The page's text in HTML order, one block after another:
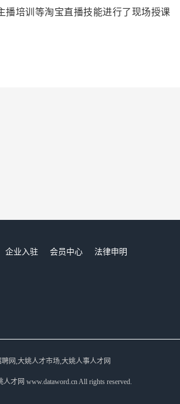
播培训等淘宝直播技能进行了现场授课
企业入驻 会员中心
法律申明
网,大姚人才市场,大姚人事人才网
才网 www.dataword.cn All rights reserved.